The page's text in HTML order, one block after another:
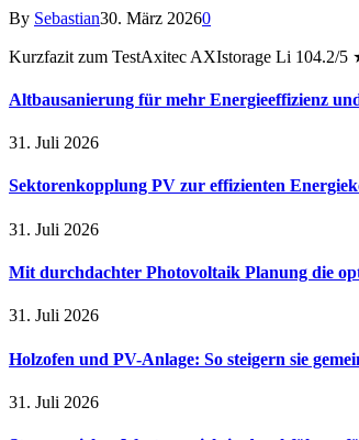
By Sebastian30. März 20260
Kurzfazit zum TestAxitec AXIstorage Li 104.2/
Altbausanierung für mehr Energieeffizienz
31. Juli 2026
Sektorenkopplung PV zur effizienten
31. Juli 2026
Mit durchdachter Photovoltaik Planung die
31. Juli 2026
Holzofen und PV-Anlage: So steigern sie
31. Juli 2026